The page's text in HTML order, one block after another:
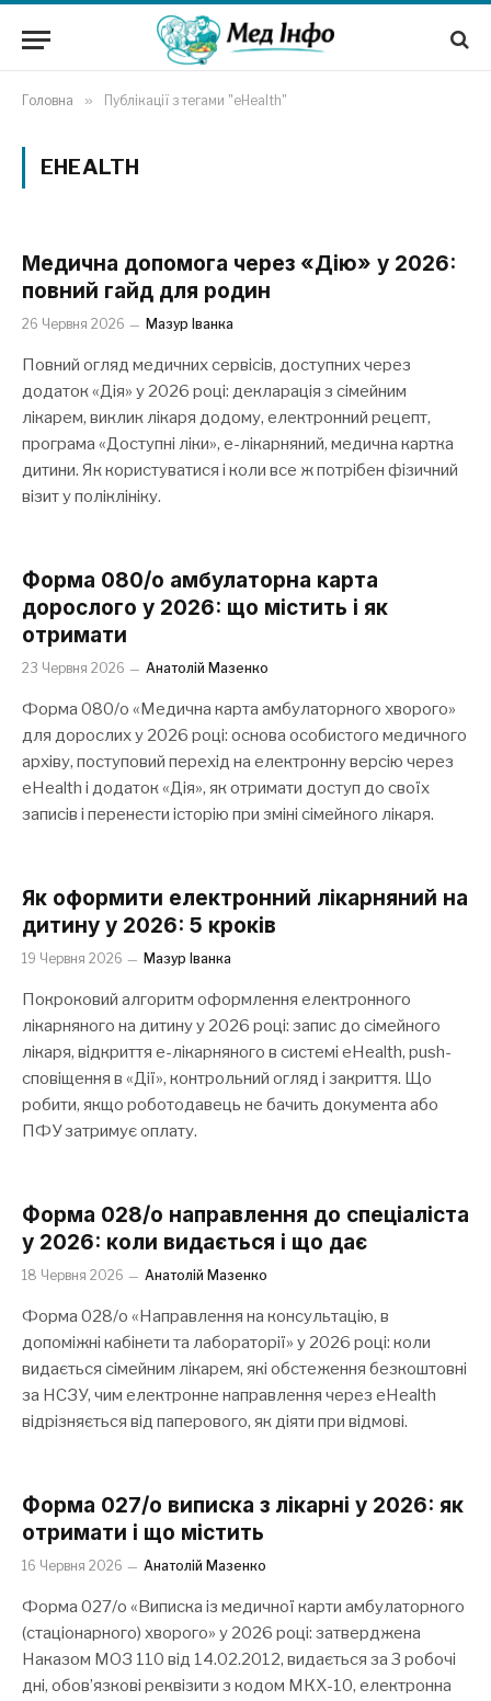
Головна » Публікації з тегами "eHealth"
EHEALTH
Медична допомога через «Дію» у 2026:
повний гайд для родин
26 Червня 2026 Мазур Іванка
Повний огляд медичних сервісів, доступних через
додаток «Дія» у 2026 році: декларація з сімейним
лікарем, виклик лікаря додому, електронний рецепт,
програма «Доступні ліки», е-лікарняний, медична картка
дитини. Як користуватися і коли все ж потрібен фізичний
візит у поліклініку.
Форма 080/о амбулаторна карта
дорослого у 2026: що містить і як
отримати
23 Червня 2026 Анатолій Мазенко
Форма 080/о «Медична карта амбулаторного хворого»
для дорослих у 2026 році: основа особистого медичного
архіву, поступовий перехід на електронну версію через
eHealth і додаток «Дія», як отримати доступ до своїх
записів і перенести історію при зміні сімейного лікаря.
Як оформити електронний лікарняний на
дитину у 2026: 5 кроків
19 Червня 2026 Мазур Іванка
Покроковий алгоритм оформлення електронного
лікарняного на дитину у 2026 році: запис до сімейного
лікаря, відкриття е-лікарняного в системі eHealth, push-
сповіщення в «Дії», контрольний огляд і закриття. Що
робити, якщо роботодавець не бачить документа або
ПФУ затримує оплату.
Форма 028/о направлення до спеціаліста
у 2026: коли видається і що дає
18 Червня 2026 Анатолій Мазенко
Форма 028/о «Направлення на консультацію, в
допоміжні кабінети та лабораторії» у 2026 році: коли
видається сімейним лікарем, які обстеження безкоштовні
за НСЗУ, чим електронне направлення через eHealth
відрізняється від паперового, як діяти при відмові.
Форма 027/о виписка з лікарні у 2026: як
отримати і що містить
16 Червня 2026 Анатолій Мазенко
Форма 027/о «Виписка із медичної карти амбулаторного
(стаціонарного) хворого» у 2026 році: затверджена
Наказом МОЗ 110 від 14.02.2012, видається за 3 робочі
дні, обов’язкові реквізити з кодом МКХ-10, електронна